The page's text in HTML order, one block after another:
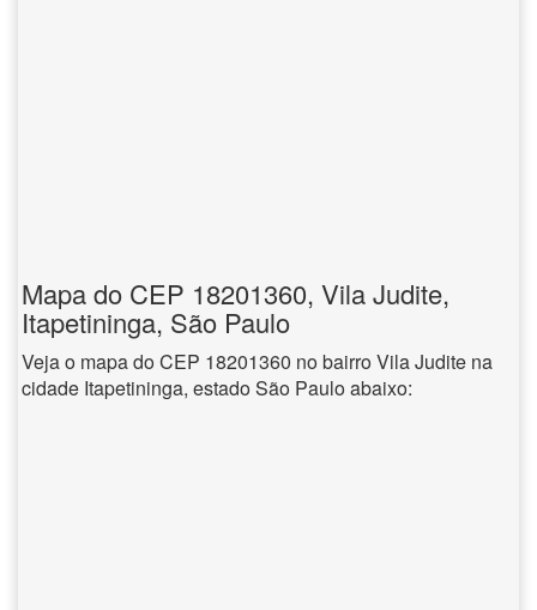
Mapa do CEP 18201360, Vila Judite,
Itapetininga, São Paulo
Veja o mapa do CEP 18201360 no bairro Vila Judite na
cidade Itapetininga, estado São Paulo abaixo: